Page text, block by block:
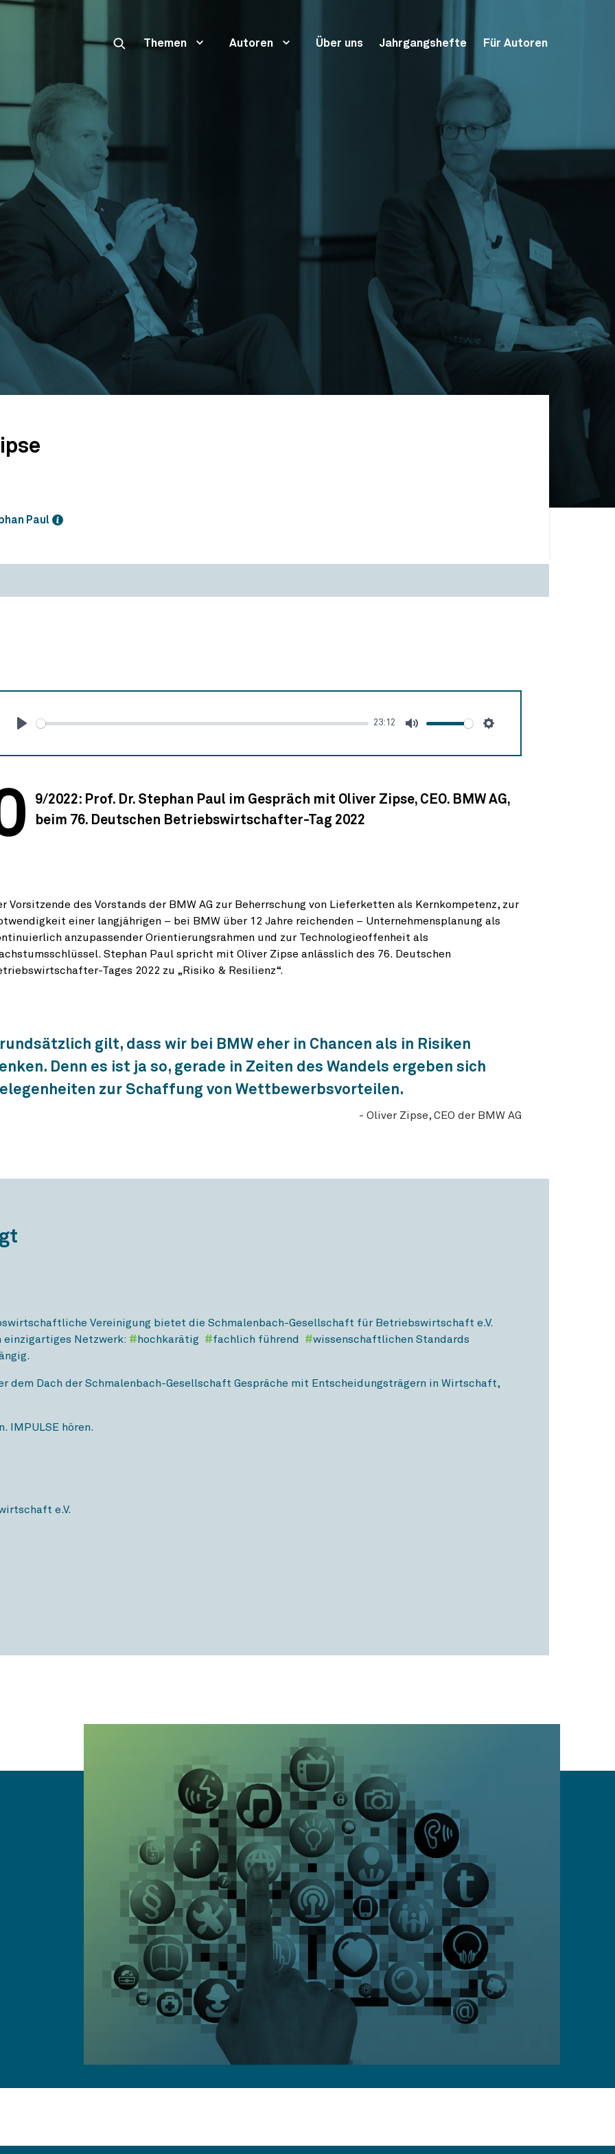
Themen Autoren Über uns Jahrgangshefte Für Autoren
Paul
23:12
9/2022: Prof. Dr. Stephan Paul im Gespräch mit Oliver Zipse, CEO. BMW AG,
beim 76. Deutschen Betriebswirtschafter-Tag 2022
Vorsitzende des Vorstands der BMW AG zur Beherrschung von Lieferketten als Kernkompetenz, zur
einer langjährigen – bei BMW über 12 Jahre reichenden – Unternehmensplanung als
anzupassender Orientierungsrahmen und zur Technologieoffenheit als
Stephan Paul spricht mit Oliver Zipse anlässlich des 76. Deutschen
Tages 2022 zu „Risiko & Resilienz“.
gilt, dass wir bei BMW eher in Chancen als in Risiken
Denn es ist ja so, gerade in Zeiten des Wandels ergeben sich
zur Schaffung von Wettbewerbsvorteilen.
Oliver Zipse, CEO der BMW AG
Vereinigung bietet die Schmalenbach-Gesellschaft für Betriebswirtschaft e.V.
einzigartiges Netzwerk: # hochkarätig #fachlich führend #wissenschaftlichen Standards
dem Dach der Schmalenbach-Gesellschaft Gespräche mit Entscheidungsträgern in Wirtschaft,
IMPULSE hören.
e.V.